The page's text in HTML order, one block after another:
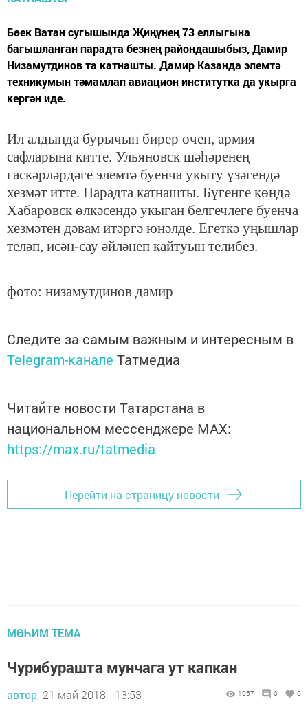
Бөек Ватан сугышында Җиңүнең 73 еллыгына
багышланган парадта безнең райондашыбыз, Дамир
Низамутдинов та катнашты. Дамир Казанда элемтә
техникумын тәмамлап авиацион институтка да укырга
кергән иде.
Ил алдында бурычын бирер өчен, армия
сафларына китте. Ульяновск шәһәренең
гаскәрләрдәге элемтә буенча укыту үзәгендә
хезмәт итте. Парадта катнашты. Бүгенге көндә
Хабаровск өлкәсендә укыган белгечлеге буенча
хезмәтен дәвам итәргә юнәлде. Егеткә уңышлар
теләп, исән-сау әйләнеп кайтуын телибез.
фото: низамутдинов дамир
Следите за самым важным и интересным в
Telegram-канале Татмедиа
Читайте новости Татарстана в
национальном мессенджере MАХ:
https://max.ru/tatmedia
Перейти на страницу новости
МӨҺИМ ТЕМА
Чурибурашта мунчага ут капкан
автор, 21 май 2018 - 13:53 1057 0 0